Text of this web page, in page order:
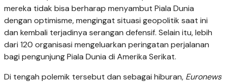
mereka tidak bisa berharap menyambut Piala Dunia
dengan optimisme, mengingat situasi geopolitik saat ini
dan kembali terjadinya serangan defensif. Selain itu, lebih
dari 120 organisasi mengeluarkan peringatan perjalanan
bagi pengunjung Piala Dunia di Amerika Serikat.
Di tengah polemik tersebut dan sebagai hiburan, Euronews